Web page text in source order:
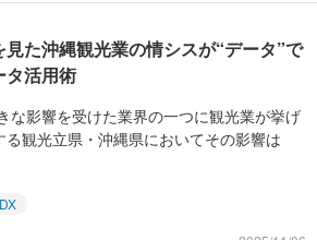
見た沖縄観光業の情シスが“データ”で
タ活用術
影響を受けた業界の一つに観光業が挙げ
観光立県・沖縄県においてその影響は